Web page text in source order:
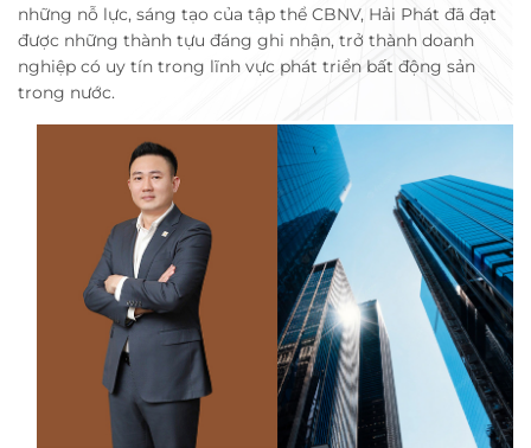
những nỗ lực, sáng tạo của tập thể CBNV, Hải Phát đã đạt
được những thành tựu đáng ghi nhận, trở thành doanh
nghiệp có uy tín trong lĩnh vực phát triển bất động sản
trong nước.